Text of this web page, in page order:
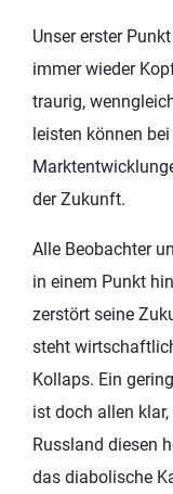
Unser erster
immer wieder
traurig,
leisten können
der Zukunft.
Alle Beobachter
in einem Punkt
zerstört seine
steht
Kollaps. Ein
ist doch allen
Russland diesen
das diabolische